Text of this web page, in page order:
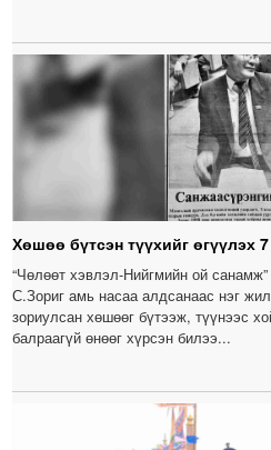
Хөшөө бүтсэн түүхийг өгүүлэх
“Чөлөөт хэвлэл-Нийгмийн ой
С.Зориг амь насаа алдсанаас нэг
зориулсан хөшөөг бүтээж, түүнээс
балраагүй өнөөг хүрсэн билээ...